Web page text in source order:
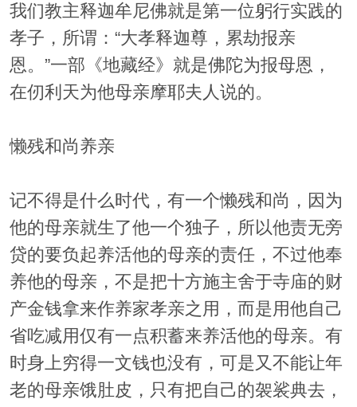
我们教主释迦牟尼佛就是第一位躬行实践的
孝子，所谓：“大孝释迦尊，累劫报亲
恩。”一部《地藏经》就是佛陀为报母恩，
在仞利天为他母亲摩耶夫人说的。
懒残和尚养亲
记不得是什么时代，有一个懒残和尚，因为
他的母亲就生了他一个独子，所以他责无旁
贷的要负起养活他的母亲的责任，不过他奉
养他的母亲，不是把十方施主舍于寺庙的财
产金钱拿来作养家孝亲之用，而是用他自己
省吃减用仅有一点积蓄来养活他的母亲。有
时身上穷得一文钱也没有，可是又不能让年
老的母亲饿肚皮，只有把自己的袈裟典去，